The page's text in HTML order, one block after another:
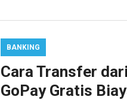
BANKING
Cara Transfer
GoPay Gratis